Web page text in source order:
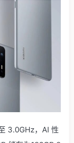
3.0GHz，AI 性